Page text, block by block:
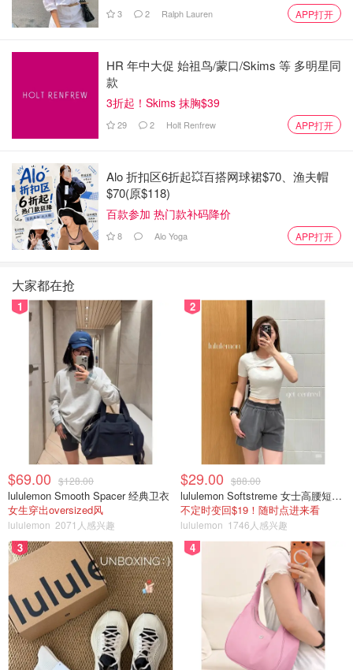
Hours : Mon - Sun 11:30 am - 7:30 pm
Win Win Chick-N
图片来自instagram 版权属于原作者
这家炸鸡店开在列治文的渔人码头这里，她家的脆皮炸鸡，
薯条，土豆泥以及各种小吃都非常美味！
3 2 Ralph Lauren APP打开
HR 年中大促 始祖鸟/蒙口/Skims 等 多明星同
款
3折起！Skims 抹胸$39
29 2 Holt Renfrew APP打开
Alo 折扣区6折起💥百搭网球裙$70、渔夫帽
$70(原$118)
百款参加 热门款补码降价
8 Alo Yoga APP打开
大家都在抢
1
$69.00 $128.00
lululemon Smooth Spacer 经典卫衣
女生穿出oversized风
lululemon 2071人感兴趣
2
$29.00 $88.00
lululemon Softstreme 女士高腰短裤 10cm
不定时变回$19！随时点进来看
lululemon 1746人感兴趣
3 4